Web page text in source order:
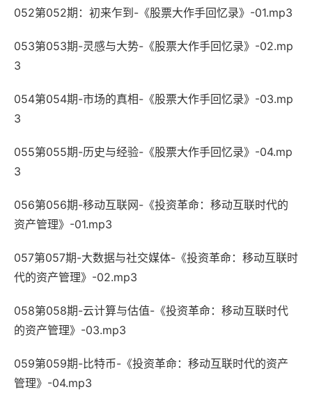
052第052期：初来乍到-《股票大作手回忆录》-01.mp3
053第053期-灵感与大势-《股票大作手回忆录》-02.mp
3
054第054期-市场的真相-《股票大作手回忆录》-03.mp
3
055第055期-历史与经验-《股票大作手回忆录》-04.mp
3
056第056期-移动互联网-《投资革命：移动互联时代的
资产管理》-01.mp3
057第057期-大数据与社交媒体-《投资革命：移动互联时
代的资产管理》-02.mp3
058第058期-云计算与估值-《投资革命：移动互联时代
的资产管理》-03.mp3
059第059期-比特币-《投资革命：移动互联时代的资产
管理》-04.mp3